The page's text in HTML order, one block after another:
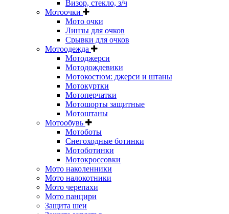
Визор, стекло, з/ч
Мотоочки
Мото очки
Линзы для очков
Срывки для очков
Мотоодежда
Мотоджерси
Мотодождевики
Мотокостюм: джерси и штаны
Мотокуртки
Мотоперчатки
Мотошорты защитные
Мотоштаны
Мотообувь
Мотоботы
Снегоходные ботинки
Мотоботинки
Мотокроссовки
Мото наколенники
Мото налокотники
Мото черепахи
Мото панцири
Защита шеи